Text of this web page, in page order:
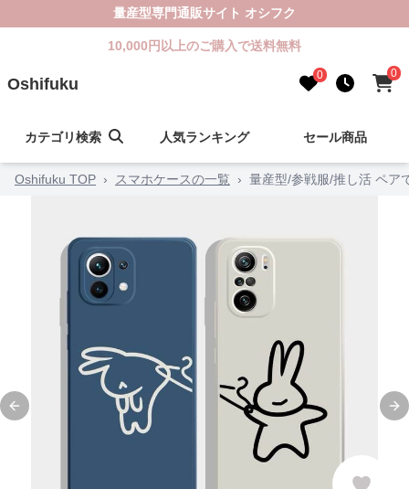
量産型専門通販サイト オシフク
10,000円以上のご購入で送料無料
Oshifuku 0 0
カテゴリ検索 人気ランキング セール商品
Oshifuku TOP › スマホケースの一覧 › 量産型/参戦服/推し活 ペア
Previous slide